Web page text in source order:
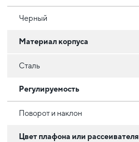
Черный
Материал корпуса
Сталь
Регулируемость
Поворот и наклон
Цвет плафона или рассеивателя